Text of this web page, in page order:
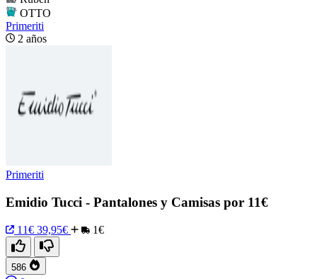
OTTO
Primeriti
2 años
Primeriti
Emidio Tucci - Pantalones y Camisas por 11€
11€ 39,95€ 1€
586